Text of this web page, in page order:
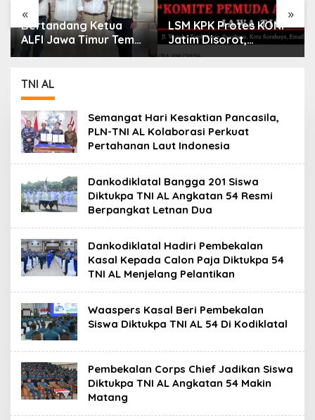
« »
Bertandang Ketua
ALFI Jawa Timur Temui
Dirut TPS Surabaya
Konsolidasi
Peningkatan Layanan
LSM KPK Protes KONI
Jatim Disorot,
Dituding Tanpa Bukti
TNI AL
Semangat Hari Kesaktian Pancasila,
PLN-TNI AL Kolaborasi Perkuat
Pertahanan Laut Indonesia
Dankodiklatal Bangga 201 Siswa
Diktukpa TNI AL Angkatan 54 Resmi
Berpangkat Letnan Dua
Dankodiklatal Hadiri Pembekalan
Kasal Kepada Calon Paja Diktukpa 54
TNI AL Menjelang Pelantikan
Waaspers Kasal Beri Pembekalan
Siswa Diktukpa TNI AL 54 Di Kodiklatal
Pembekalan Corps Chief Jadikan Siswa
Diktukpa TNI AL Angkatan 54 Makin
Matang